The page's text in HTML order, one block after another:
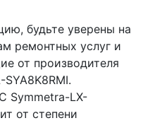
будьте уверены на
ремонтных услуг и
от производителя
Symmetra-LX-
от степени